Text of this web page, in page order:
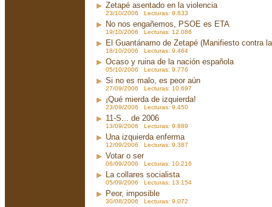
Zetapé asentado en la violencia
23/10/2006 Lecturas: 9.633
No nos engañemos, PSOE es ETA
19/10/2006 Lecturas: 12.086
El Guantánamo de Zetapé (Manifiesto contra
18/10/2006 Lecturas: 9.464
Ocaso y ruina de la nación española
05/10/2006 Lecturas: 9.776
Si no es malo, es peor aún
27/09/2006 Lecturas: 10.697
¡Qué mierda de izquierda!
23/09/2006 Lecturas: 9.450
11-S... de 2006
13/09/2006 Lecturas: 9.889
Una izquierda enferma
12/09/2006 Lecturas: 9.387
Votar o ser
06/09/2006 Lecturas: 10.216
La collares socialista
05/09/2006 Lecturas: 13.154
Peor, imposible
30/08/2006 Lecturas: 9.072